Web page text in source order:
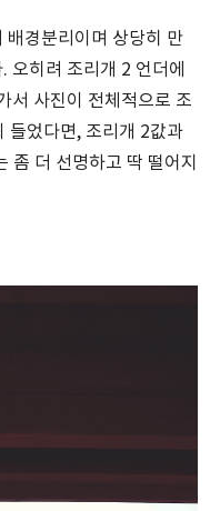
배경분리이며 상당히 만
오히려 조리개 2 언더에
서 사진이 전체적으로 조
들었다면, 조리개 2값과
좀 더 선명하고 딱 떨어지